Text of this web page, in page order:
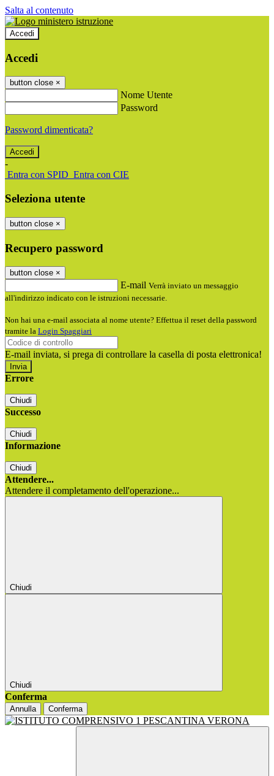
Salta al contenuto
Accedi
Accedi
button close ×
Nome Utente
Password
Password dimenticata?
-
Entra con SPID Entra con CIE
Seleziona utente
button close ×
Recupero password
button close ×
E-mail Verrà inviato un messaggio
all'indirizzo indicato con le istruzioni necessarie.
Non hai una e-mail associata al nome utente? Effettua il reset della password
tramite la Login Spaggiari
E-mail inviata, si prega di controllare la casella di posta elettronica!
Errore
Chiudi
Successo
Chiudi
Informazione
Chiudi
Attendere...
Attendere il completamento dell'operazione...
Chiudi
Chiudi
Conferma
Annulla Conferma